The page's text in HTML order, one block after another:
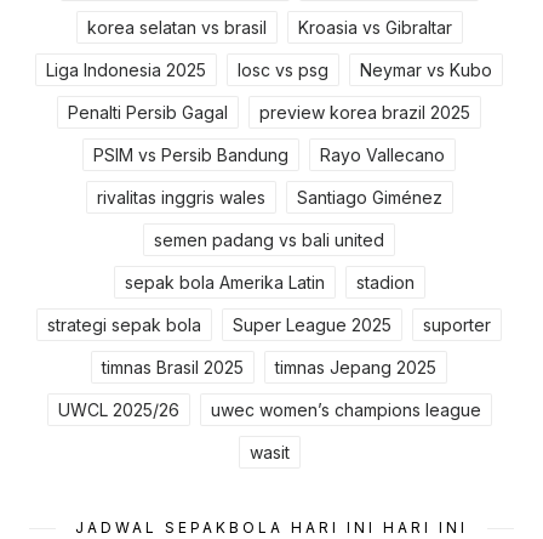
korea selatan vs brasil Kroasia vs Gibraltar
Liga Indonesia 2025 losc vs psg Neymar vs Kubo
Penalti Persib Gagal preview korea brazil 2025
PSIM vs Persib Bandung Rayo Vallecano
rivalitas inggris wales Santiago Giménez
semen padang vs bali united
sepak bola Amerika Latin stadion
strategi sepak bola Super League 2025 suporter
timnas Brasil 2025 timnas Jepang 2025
UWCL 2025/26 uwec women’s champions league
wasit
JADWAL SEPAKBOLA HARI INI HARI INI